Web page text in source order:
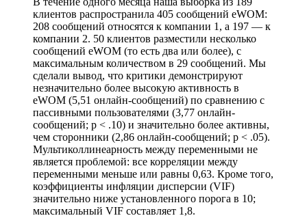
клиентов распространила 405 сообщений eWOM:
208 сообщений относятся к компании 1, а 197 — к
компании 2. 50 клиентов разместили несколько
сообщений eWOM (то есть два или более), с
максимальным количеством в 29 сообщений. Мы
сделали вывод, что критики демонстрируют
незначительно более высокую активность в
eWOM (5,51 онлайн-сообщений) по сравнению с
пассивными пользователями (3,77 онлайн-
сообщений; p < .10) и значительно более активны,
чем сторонники (2,86 онлайн-сообщений; p < .05).
Мультиколлинеарность между переменными не
является проблемой: все корреляции между
переменными меньше или равны 0,63. Кроме того,
коэффициенты инфляции дисперсии (VIF)
значительно ниже установленного порога в 10;
максимальный VIF составляет 1,8.